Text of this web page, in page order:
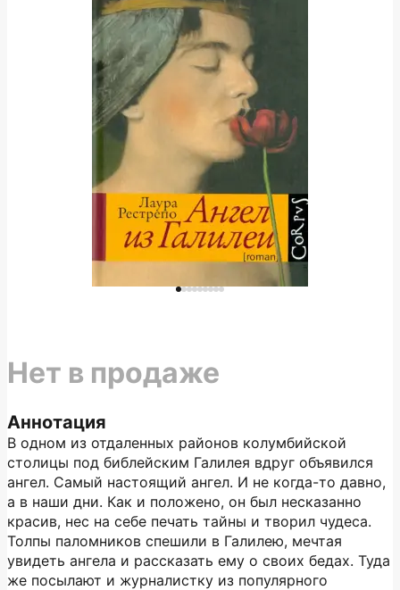
Аннотация
В одном из отдаленных районов колумбийской
столицы под библейским Галилея вдруг объявился
ангел. Самый настоящий ангел. И не когда-то давно,
а в наши дни. Как и положено, он был несказанно
красив, нес на себе печать тайны и творил чудеса.
Толпы паломников спешили в Галилею, мечтая
увидеть ангела и рассказать ему о своих бедах. Туда
же посылают и журналистку из популярного
Нет в продаже